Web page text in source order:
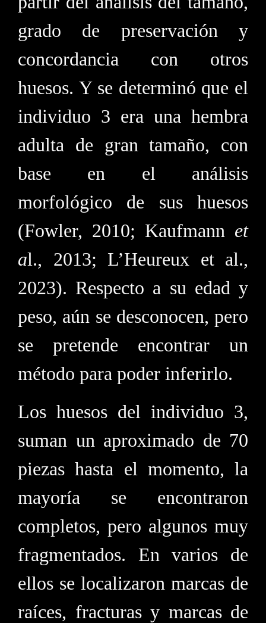
grado de preservación y
concordancia con otros
huesos. Y se determinó que el
individuo 3 era una hembra
adulta de gran tamaño, con
base en el análisis
morfológico de sus huesos
(Fowler, 2010; Kaufmann et
al., 2013; L’Heureux et al.,
2023). Respecto a su edad y
peso, aún se desconocen, pero
se pretende encontrar un
método para poder inferirlo.
Los huesos del individuo 3,
suman un aproximado de 70
piezas hasta el momento, la
mayoría se encontraron
completos, pero algunos muy
fragmentados. En varios de
ellos se localizaron marcas de
raíces, fracturas y marcas de